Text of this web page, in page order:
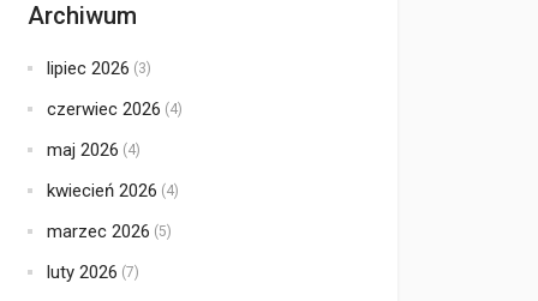
Archiwum
lipiec 2026 (3)
czerwiec 2026 (4)
maj 2026 (4)
kwiecień 2026 (4)
marzec 2026 (5)
luty 2026 (7)